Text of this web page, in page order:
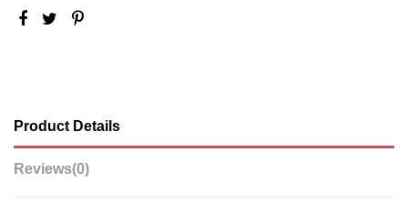
Product Details
Reviews(0)